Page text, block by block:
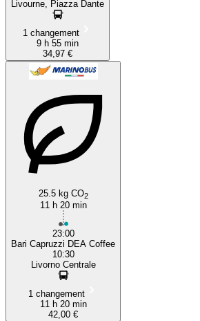
Livourne, Piazza Dante
1 changement
9 h 55 min
34,97 €
25.5 kg CO2
11 h 20 min
23:00
Bari Capruzzi DEA Coffee
10:30
Livorno Centrale
1 changement
11 h 20 min
42,00 €